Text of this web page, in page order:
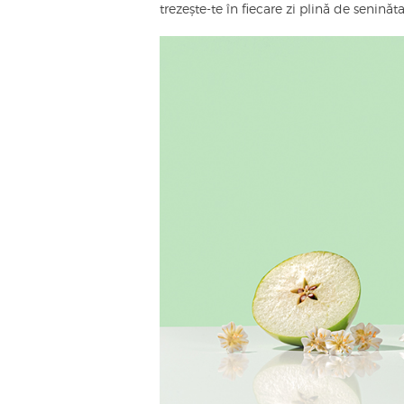
trezește-te în fiecare zi plină de